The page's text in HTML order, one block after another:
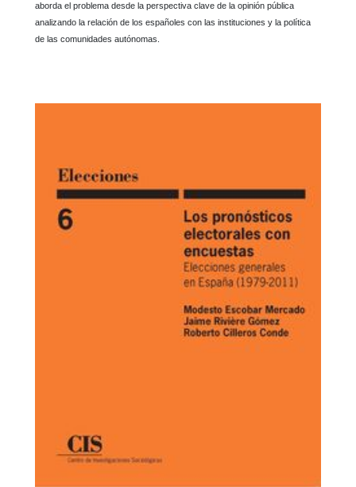
aborda el problema desde la perspectiva clave de la opinión pública
analizando la relación de los españoles con las instituciones y la política
de las comunidades autónomas.